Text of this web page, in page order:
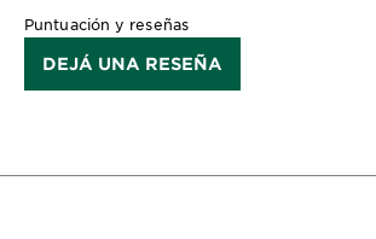
Puntuación y reseñas
DEJÁ UNA RESEÑA